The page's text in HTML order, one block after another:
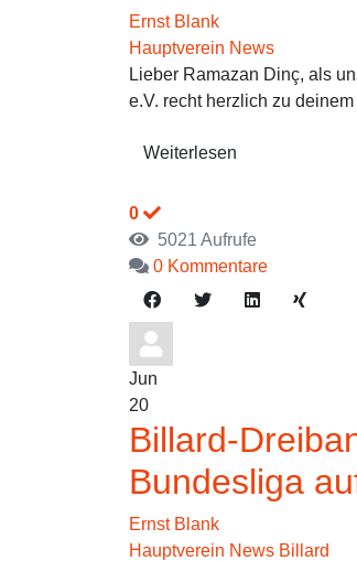
Ernst Blank
Hauptverein News
Lieber Ramazan Dinç, als
e.V. recht herzlich zu deinem
Weiterlesen
0
5021 Aufrufe
0 Kommentare
Jun
20
Billard-
Bundesliga
Ernst Blank
Hauptverein News Billard